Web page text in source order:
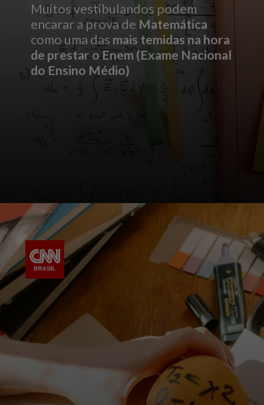
Muitos vestibulandos podem
encarar a prova de Matemática
como uma das mais temidas na hora
de prestar o Enem(Exame Nacional
do Ensino Médio)